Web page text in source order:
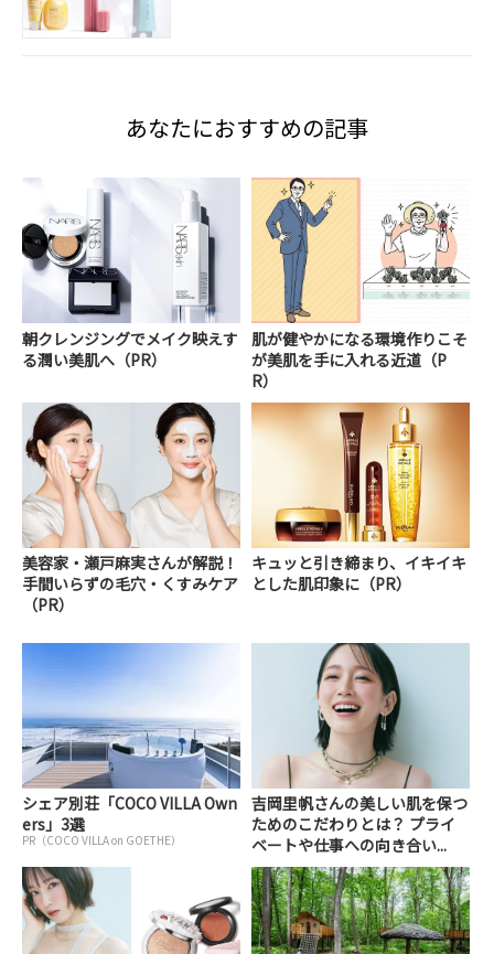
あなたにおすすめの記事
朝クレンジングでメイク映えす
る潤い美肌へ（PR）
肌が健やかになる環境作りこそ
が美肌を手に入れる近道（P
R）
美容家・瀬戸麻実さんが解説！
手間いらずの毛穴・くすみケア
（PR）
キュッと引き締まり、イキイキ
とした肌印象に（PR）
シェア別荘「COCO VILLA Own
ers」3選
PR（COCO VILLA on GOETHE）
吉岡里帆さんの美しい肌を保つ
ためのこだわりとは？ プライ
ベートや仕事への向き合い...